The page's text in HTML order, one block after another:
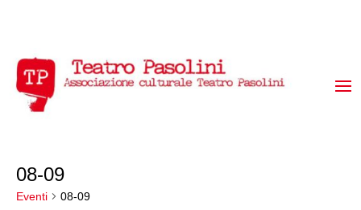
08-09
Eventi 08-09